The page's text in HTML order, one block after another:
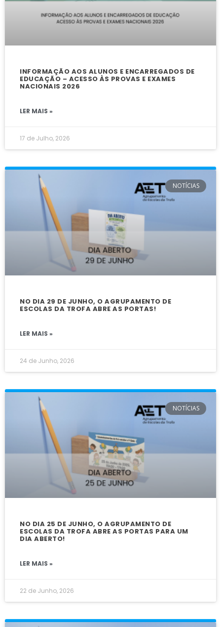
INFORMAÇÃO AOS ALUNOS E ENCARREGADOS DE
EDUCAÇÃO – ACESSO ÀS PROVAS E EXAMES
NACIONAIS 2026
LER MAIS »
17 de Julho, 2026
NOTÍCIAS
NO DIA 29 DE JUNHO, O AGRUPAMENTO DE
ESCOLAS DA TROFA ABRE AS PORTAS!
LER MAIS »
24 de Junho, 2026
NOTÍCIAS
NO DIA 25 DE JUNHO, O AGRUPAMENTO DE
ESCOLAS DA TROFA ABRE AS PORTAS PARA UM
DIA ABERTO!
LER MAIS »
22 de Junho, 2026